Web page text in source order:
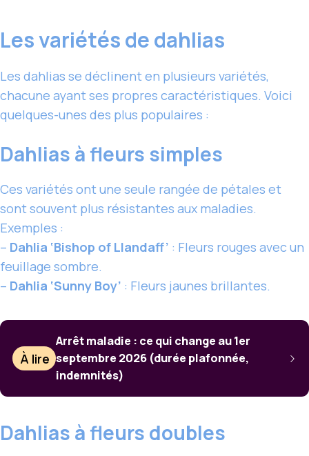
Les variétés de dahlias
Les dahlias se déclinent en plusieurs variétés,
chacune ayant ses propres caractéristiques. Voici
quelques-unes des plus populaires :
Dahlias à fleurs simples
Ces variétés ont une seule rangée de pétales et
sont souvent plus résistantes aux maladies.
Exemples :
– Dahlia ‘Bishop of Llandaff’ : Fleurs rouges avec un
feuillage sombre.
– Dahlia ‘Sunny Boy’ : Fleurs jaunes brillantes.
À lire
Arrêt maladie : ce qui change au 1er
septembre 2026 (durée plafonnée,
indemnités)
Dahlias à fleurs doubles